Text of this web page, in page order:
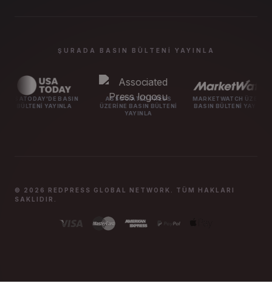
ŞURADA BASIN BÜLTENI YAYINLA
BASIN
ASSOCIATED PRESS
ÜZERINE BASIN BÜLTENI
MARKETWATCH ÜZERINE
BASIN BÜLTENI YAYINLA
© 2026 REDPRESS GLOBAL NETWORK. TÜM HAKLARI
SAKLIDIR.